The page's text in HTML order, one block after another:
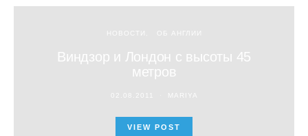
НОВОСТИ ОБ АНГЛИИ
Виндзор и Лондон с высоты 45
метров
MARIYA
VIEW POST